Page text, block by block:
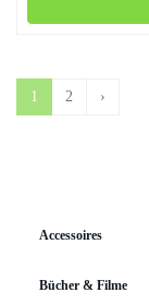
1 2 ›
Accessoires
Bücher & Filme